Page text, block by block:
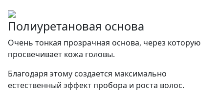
Полиуретановая основа
Очень тонкая прозрачная основа, через которую
просвечивает кожа головы.
Благодаря этому создается максимально
естественный эффект пробора и роста волос.